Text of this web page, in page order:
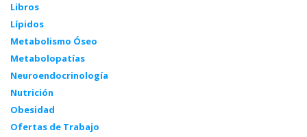
Libros
Lípidos
Metabolismo Óseo
Metabolopatías
Neuroendocrinología
Nutrición
Obesidad
Ofertas de Trabajo